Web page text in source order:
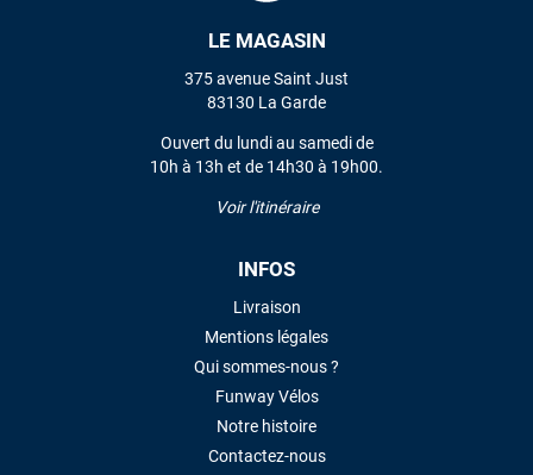
LE MAGASIN
375 avenue Saint Just
83130 La Garde
Ouvert du lundi au samedi de
10h à 13h et de 14h30 à 19h00.
Voir l'itinéraire
INFOS
Livraison
Mentions légales
Qui sommes-nous ?
Funway Vélos
Notre histoire
Contactez-nous